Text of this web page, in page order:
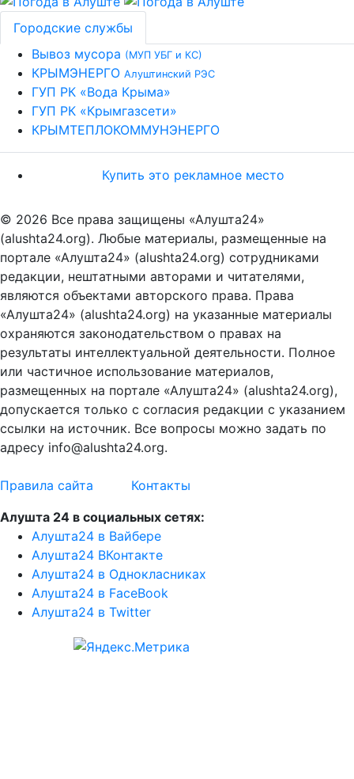
Городские службы
Вывоз мусора (МУП УБГ и КС)
КРЫМЭНЕРГО Алуштинский РЭС
ГУП РК «Вода Крыма»
ГУП РК «Крымгазсети»
КРЫМТЕПЛОКОММУНЭНЕРГО
Купить это рекламное место
© 2026 Все права защищены «Алушта24»
(alushta24.org). Любые материалы, размещенные на
портале «Алушта24» (alushta24.org) сотрудниками
редакции, нештатными авторами и читателями,
являются объектами авторского права. Права
«Алушта24» (alushta24.org) на указанные материалы
охраняются законодательством о правах на
результаты интеллектуальной деятельности. Полное
или частичное использование материалов,
размещенных на портале «Алушта24» (alushta24.org),
допускается только с согласия редакции с указанием
ссылки на источник. Все вопросы можно задать по
адресу info@alushta24.org.
Правила сайта
Контакты
Алушта 24 в социальных сетях:
Алушта24 в Вайбере
Алушта24 ВКонтакте
Алушта24 в Однокласниках
Алушта24 в FaceBook
Алушта24 в Twitter